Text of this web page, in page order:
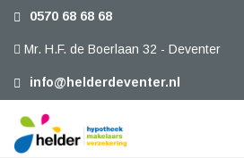
0570 68 68 68
Mr. H.F. de Boerlaan 32 - Deventer
info@helderdeventer.nl